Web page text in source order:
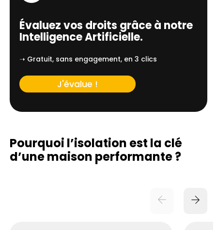
Évaluez vos droits grâce à notre
Intelligence Artificielle.
➝ Gratuit, sans engagement, en 3 clics
J'évalue !
Pourquoi l’isolation est la clé
d’unemaison performante ?